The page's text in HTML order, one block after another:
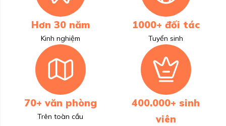
Hơn 30 năm
Kinh nghiệm
1000+ đối tác
Tuyển sinh
70+ văn phòng
Trên toàn cầu
400.000+ sinh
viên